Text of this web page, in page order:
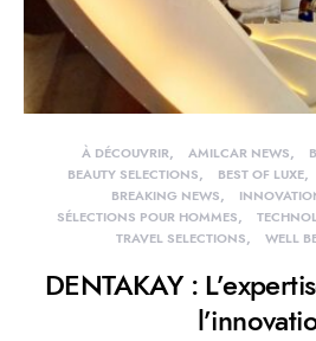
À DÉCOUVRIR AMILCAR NEWS
BEAUTY SELECTIONS
BEST OF LUXE
BREAKING NEWS
SÉLECTIONS POUR HOMMES
TRAVEL SELECTIONS
WELL
DENTAKAY :